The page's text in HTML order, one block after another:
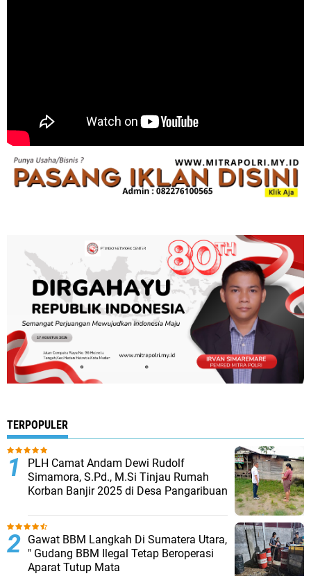
TERPOPULER
PLH Camat Andam Dewi Rudolf
Simamora, S.Pd., M.Si Tinjau Rumah
Korban Banjir 2025 di Desa Pangaribuan
Gawat BBM Langkah Di Sumatera Utara,
" Gudang BBM Ilegal Tetap Beroperasi
Aparat Tutup Mata